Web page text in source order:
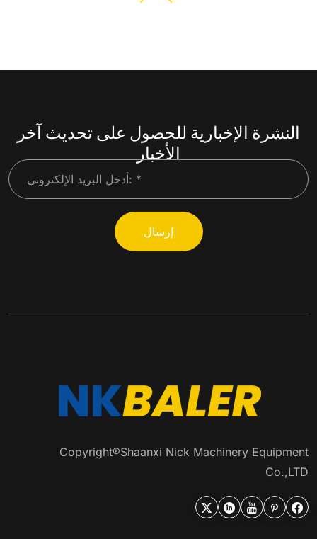
النشرة الإخبارية للحصول على تحديث آخر
الأخبار
Copyright®Shaanxi Nick Machinery Equipment
Co.,LTD




